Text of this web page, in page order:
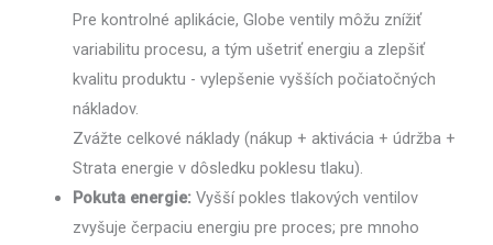
Pre kontrolné aplikácie, Globe ventily môžu znížiť
variabilitu procesu, a tým ušetriť energiu a zlepšiť
kvalitu produktu - vylepšenie vyšších počiatočných
nákladov.
Zvážte celkové náklady (nákup + aktivácia + údržba +
Strata energie v dôsledku poklesu tlaku).
Pokuta energie: Vyšší pokles tlakových ventilov
zvyšuje čerpaciu energiu pre proces; pre mnoho